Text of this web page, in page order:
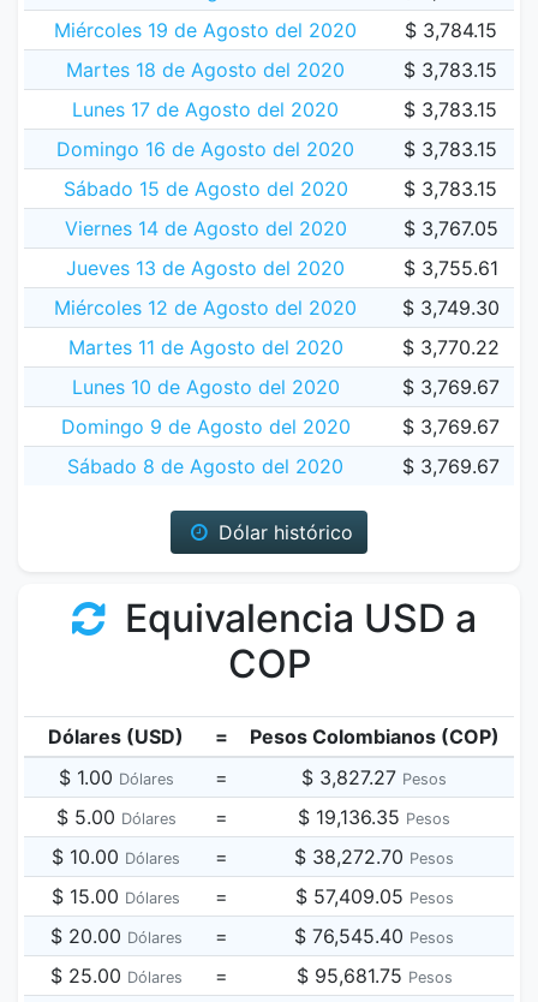
Miércoles 19 de Agosto del 2020
$ 3,784.15
Martes 18 de Agosto del 2020
$ 3,783.15
Lunes 17 de Agosto del 2020
$ 3,783.15
Domingo 16 de Agosto del 2020
$ 3,783.15
Sábado 15 de Agosto del 2020
$ 3,783.15
Viernes 14 de Agosto del 2020
$ 3,767.05
Jueves 13 de Agosto del 2020
$ 3,755.61
Miércoles 12 de Agosto del 2020
$ 3,749.30
Martes 11 de Agosto del 2020
$ 3,770.22
Lunes 10 de Agosto del 2020
$ 3,769.67
Domingo 9 de Agosto del 2020
$ 3,769.67
Sábado 8 de Agosto del 2020
$ 3,769.67
Dólar histórico
Equivalencia USD a
COP
Dólares (USD) =
Pesos Colombianos (COP)
$ 1.00 Dólares = $ 3,827.27 Pesos
$ 5.00 Dólares = $ 19,136.35 Pesos
$ 10.00 Dólares = $ 38,272.70 Pesos
$ 15.00 Dólares = $ 57,409.05 Pesos
$ 20.00 Dólares = $ 76,545.40 Pesos
$ 25.00 Dólares = $ 95,681.75 Pesos